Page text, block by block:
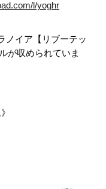
l/yoghr
ノイア【リブーテッ
が収められていま